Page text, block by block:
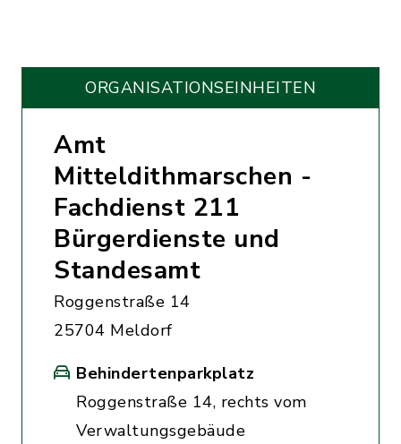
ORGANISATIONS­EINHEITEN
Amt
Mitteldithmarschen -
Fachdienst 211
Bürgerdienste und
Standesamt
Roggenstraße 14
25704 Meldorf
Behindertenparkplatz
Roggenstraße 14, rechts vom
Verwaltungsgebäude